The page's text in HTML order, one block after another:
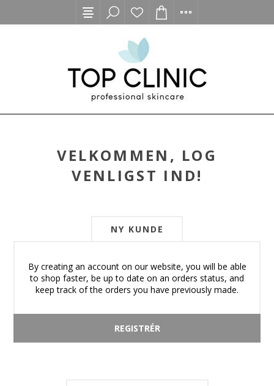
VELKOMMEN, LOG
VENLIGST IND!
NY KUNDE
By creating an account on our website, you will be able
to shop faster, be up to date on an orders status, and
keep track of the orders you have previously made.